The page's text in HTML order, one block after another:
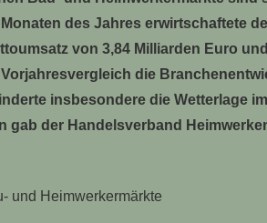
des Jahres erwirtschaftete
von 3,84 Milliarden Euro
Vorjahresvergleich die
insbesondere die Wetterlage
gab der Handelsverband